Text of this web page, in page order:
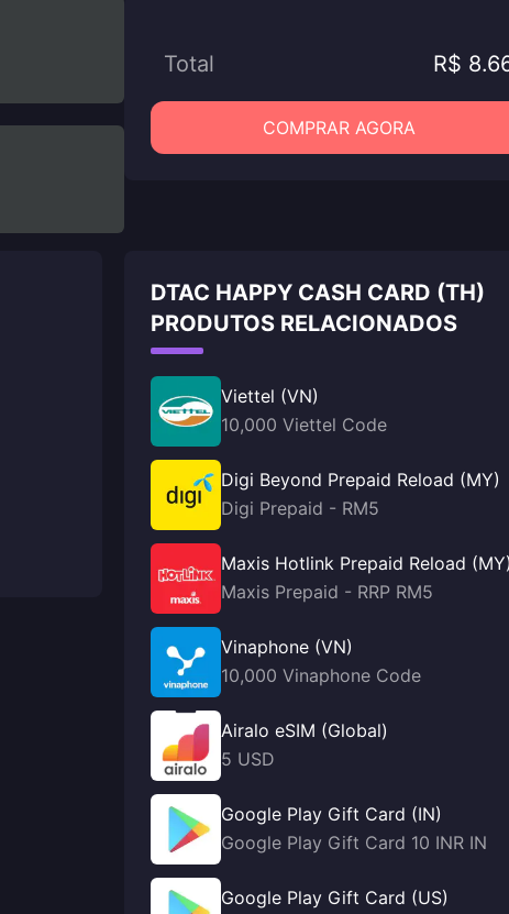
Total R$
COMPRAR AGORA
DTAC HAPPY CASH CARD (TH)
PRODUTOS RELACIONADOS
Viettel (VN)
10,000 Viettel Code
Digi Beyond Prepaid Reload (MY)
Digi Prepaid - RM5
Maxis Hotlink Prepaid Reload
Maxis Prepaid - RRP RM5
Vinaphone (VN)
10,000 Vinaphone Code
Airalo eSIM (Global)
5 USD
Google Play Gift Card (IN)
Google Play Gift Card 10 INR IN
Google Play Gift Card (US)